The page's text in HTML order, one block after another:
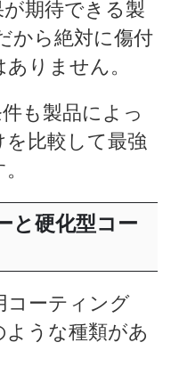
期待できる製
から絶対に傷付
りません。
も製品によっ
比較して最強
と硬化型コー
コーティング
うな種類があ